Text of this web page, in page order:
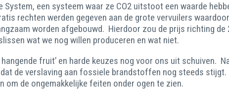
System, een systeem waar ze CO2 uitstoot een waarde
rechten werden gegeven aan de grote vervuilers
worden afgebouwd. Hierdoor zou de prijs richting
wat we nog willen produceren en wat niet.
fruit’ en harde keuzes nog voor ons uit schuiven.
de verslaving aan fossiele brandstoffen nog steeds
om de ongemakkelijke feiten onder ogen te zien.